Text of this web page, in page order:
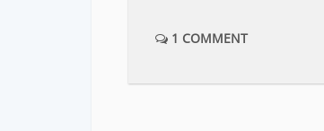
1 COMMENT